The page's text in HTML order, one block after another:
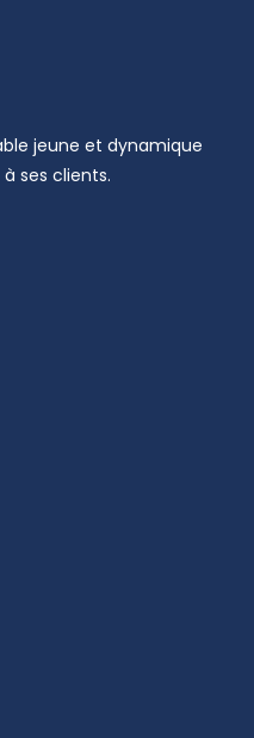
jeune et dynamique
ses clients.